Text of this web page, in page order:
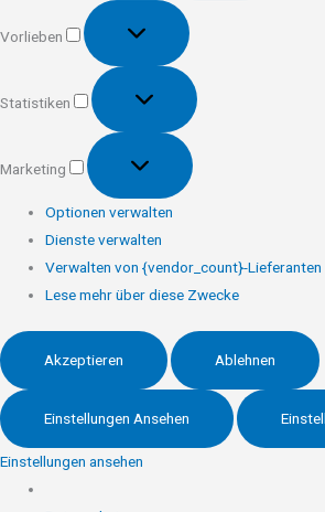
Vorlieben
Vorlieben
Statistiken
Statistiken
Marketing
Marketing
Optionen verwalten
Dienste verwalten
Verwalten von {vendor_count}-Lieferanten
Lese mehr über diese Zwecke
Akzeptieren Ablehnen
Einstellungen Ansehen
Einstellungen ansehen